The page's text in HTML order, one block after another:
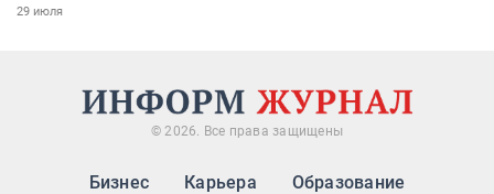
29 июля
© 2026. Все права защищены
Бизнес Карьера Образование